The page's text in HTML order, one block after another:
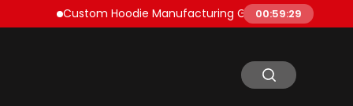
Custom Hoodie Manufacturing Guide: Fabric, Fit and
00:59:29